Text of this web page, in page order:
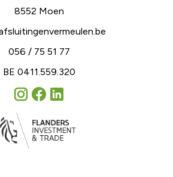
8552 Moen
056 / 75 51 77
BE 0411.559.320